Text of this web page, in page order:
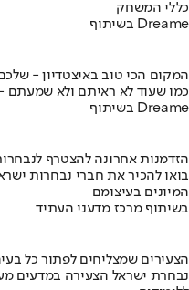
כללי המשחק
בשיתוף Dreame
המקום הכי טוב באיצטדיון -
המונדיאל עם מסכי Dreame - כמו שעוד לא ראיתם ולא שמעתם
בשיתוף Dreame
הזדמנות אחרונה להצטרף
בואו להכיר את חברי נבחרות
המיונים בעיצומם
בשיתוף מרכז מדעני העתיד
הצעירים שמצליחים לפתור כל
נבחרת ישראל הצעירה במדעים